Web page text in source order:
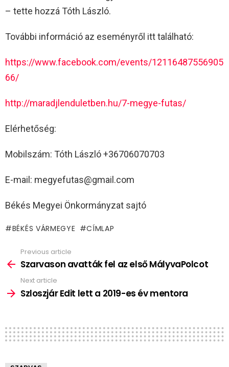
– tette hozzá Tóth László.
További információ az eseményről itt található:
https://www.facebook.com/events/12116487556905
66/
http://maradjlenduletben.hu/7-megye-futas/
Elérhetőség:
Mobilszám: Tóth László +36706070703
E-mail: megyefutas@gmail.com
Békés Megyei Önkormányzat sajtó
BÉKÉS VÁRMEGYE CÍMLAP
more
Previous article
Szarvason avatták fel az első MályvaPolcot
Next article
Szloszjár Edit lett a 2019-es év mentora